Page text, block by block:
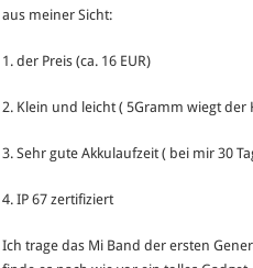
aus meiner Sicht:
1. der Preis (ca. 16 EUR)
2. Klein und leicht ( 5Gramm wiegt der
3. Sehr gute Akkulaufzeit ( bei mir 30
4. IP 67 zertifiziert
Ich trage das Mi Band der ersten